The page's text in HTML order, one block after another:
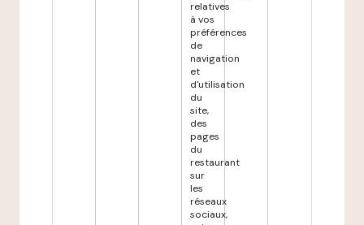
relatives
à vos
préférences
de
navigation
et
d'utilisation
du
site,
des
pages
du
restaurant
sur
les
réseaux
sociaux,